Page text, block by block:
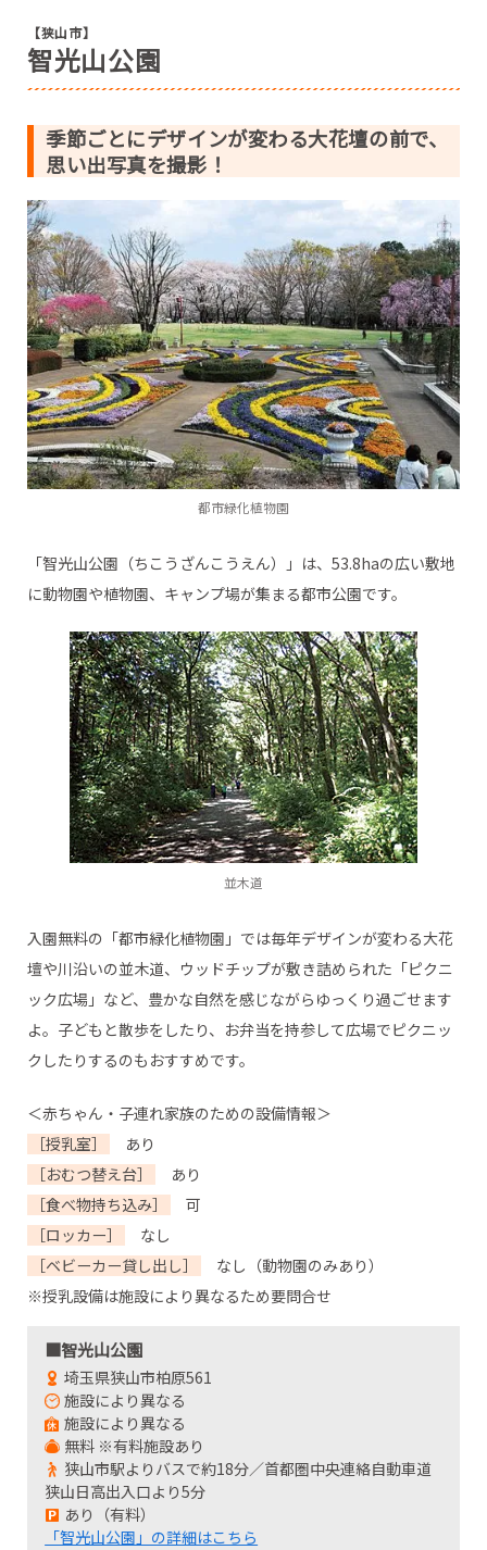
【狭山市】
智光山公園
季節ごとにデザインが変わる大花壇の前で、
思い出写真を撮影！
都市緑化植物園
「智光山公園（ちこうざんこうえん）」は、53.8haの広い敷地
に動物園や植物園、キャンプ場が集まる都市公園です。
並木道
入園無料の「都市緑化植物園」では毎年デザインが変わる大花
壇や川沿いの並木道、ウッドチップが敷き詰められた「ピクニ
ック広場」など、豊かな自然を感じながらゆっくり過ごせます
よ。子どもと散歩をしたり、お弁当を持参して広場でピクニッ
クしたりするのもおすすめです。
＜赤ちゃん・子連れ家族のための設備情報＞
［授乳室］
あり
［おむつ替え台］
あり
［食べ物持ち込み］
可
［ロッカー］
なし
［ベビーカー貸し出し］
なし（動物園のみあり）
※授乳設備は施設により異なるため要問合せ
■智光山公園
埼玉県狭山市柏原561
施設により異なる
施設により異なる
無料 ※有料施設あり
狭山市駅よりバスで約18分／首都圏中央連絡自動車道
狭山日高出入口より5分
あり（有料）
「智光山公園」の詳細はこちら